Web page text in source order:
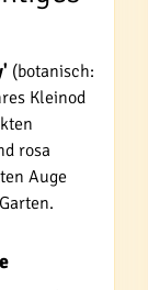
(botanisch:
Kleinod
rosa
Auge